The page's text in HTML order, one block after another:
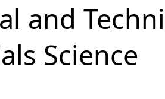
and
Science